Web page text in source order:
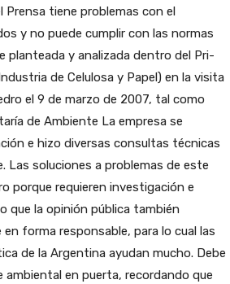
Prensa tiene problemas con el
y no puede cumplir con las normas
planteada y analizada dentro del Pri-
de Celulosa y Papel) en la visita
el 9 de marzo de 2007, tal como
de Ambiente La empresa se
e hizo diversas consultas técnicas
Las soluciones a problemas de este
porque requieren investigación e
que la opinión pública también
forma responsable, para lo cual las
de la Argentina ayudan mucho. Debe
en puerta, recordando que